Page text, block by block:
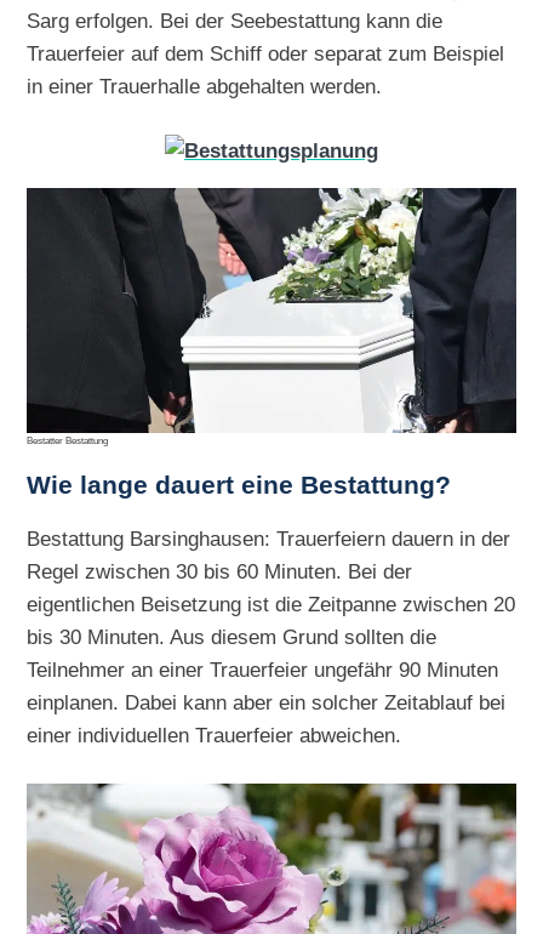
Sarg erfolgen. Bei der Seebestattung kann die
Trauerfeier auf dem Schiff oder separat zum Beispiel
in einer Trauerhalle abgehalten werden.
Bestatter Bestattung
Wie lange dauert eine Bestattung?
Bestattung Barsinghausen: Trauerfeiern dauern in der
Regel zwischen 30 bis 60 Minuten. Bei der
eigentlichen Beisetzung ist die Zeitpanne zwischen 20
bis 30 Minuten. Aus diesem Grund sollten die
Teilnehmer an einer Trauerfeier ungefähr 90 Minuten
einplanen. Dabei kann aber ein solcher Zeitablauf bei
einer individuellen Trauerfeier abweichen.